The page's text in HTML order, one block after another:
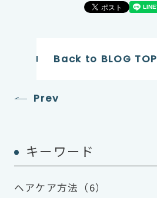
Prev
Back to BLOG TOP
キーワード
ヘアケア方法（6）